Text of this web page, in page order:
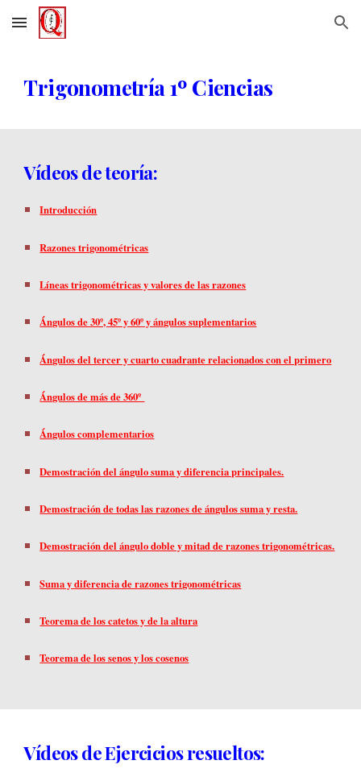
Skip to main content Skip to navigation
Trigonometría1º Ciencias
Vídeos de teoría:
Introducción
Razones trigonométricas
Líneas trigonométricas y valores de las razones
Ángulos de 30º, 45º y 60º y ángulos suplementarios
Ángulos del tercer y cuarto cuadrante relacionados con el primero
Ángulos de más de 360º
Ángulos complementarios
Demostración del ángulo suma y diferencia principales.
Demostración de todas las razones de ángulos suma y resta.
Demostración del ángulo doble y mitad de razones trigonométricas.
Suma y diferencia de razones trigonométricas
Teorema de los catetos y de la altura
Teorema de los senos y los cosenos
Vídeos de Ejercicios resueltos: